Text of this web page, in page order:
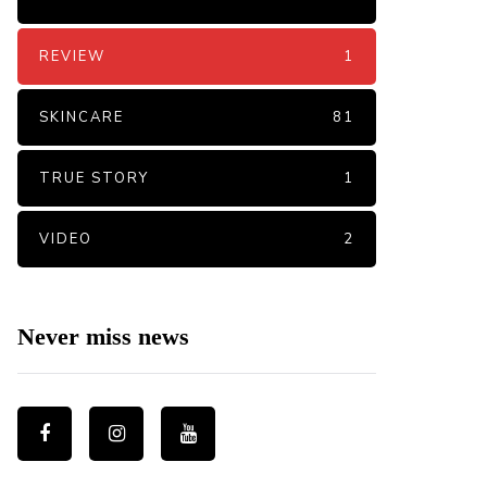
REVIEW 1
SKINCARE 81
TRUE STORY 1
VIDEO 2
Never miss news